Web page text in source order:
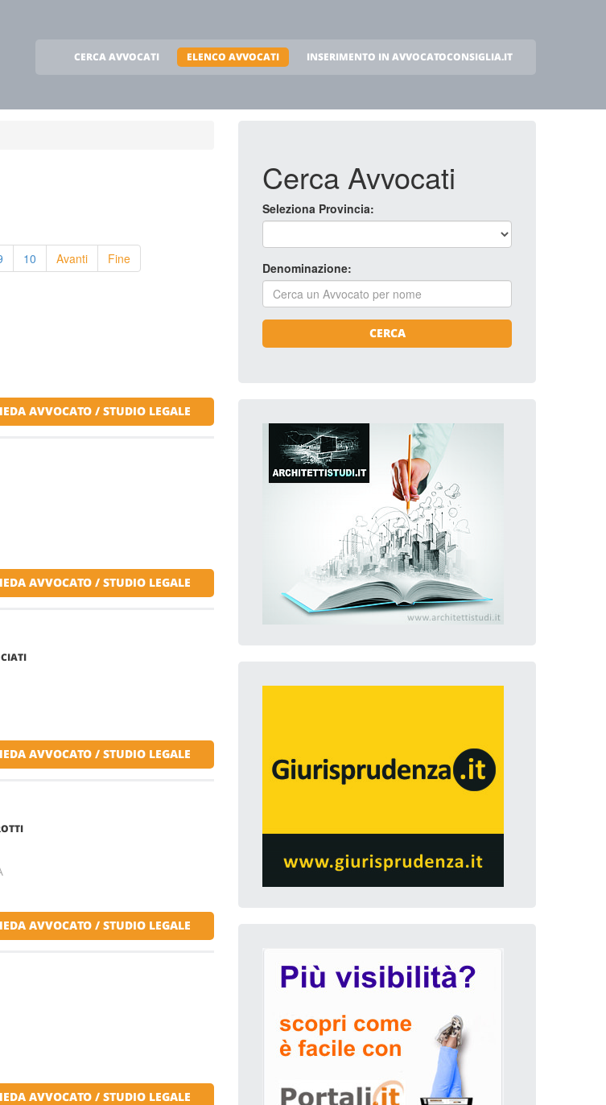
CERCA AVVOCATI ELENCO AVVOCATI INSERIMENTO IN AVVOCATOCONSIGLIA.IT
10 Avanti Fine
AVVOCATO / STUDIO LEGALE
AVVOCATO / STUDIO LEGALE
AVVOCATO / STUDIO LEGALE
AVVOCATO / STUDIO LEGALE
AVVOCATO / STUDIO LEGALE
Cerca Avvocati
Seleziona Provincia:
Denominazione:
CERCA